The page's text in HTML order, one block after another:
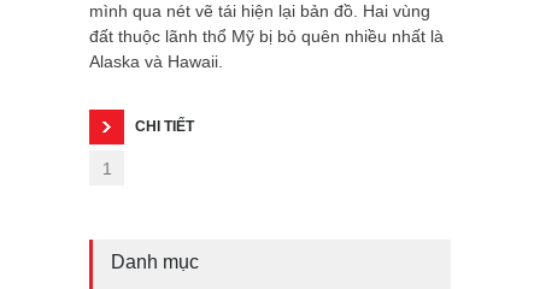
mình qua nét vẽ tái hiện lại bản đồ. Hai vùng
đất thuộc lãnh thổ Mỹ bị bỏ quên nhiều nhất là
Alaska và Hawaii.
CHI TIẾT
1
Danh mục